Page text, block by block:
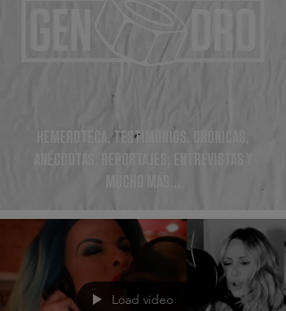
HEMEROTECA, TESTIMONIOS, CRÓNICAS,
ANÉCDOTAS, REPORTAJES, ENTREVISTAS Y
Load video